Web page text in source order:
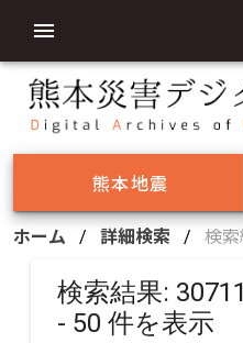
熊本地震
ホーム / 詳細検索 / 検
検索結果:
- 50 件を表示